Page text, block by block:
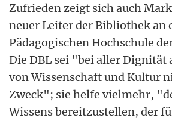
Zufrieden zeigt sich auch
neuer Leiter der Bibliothek an
Pädagogischen Hochschule
Die DBL sei "bei aller Dignität
von Wissenschaft und Kultur
Zweck"; sie helfe vielmehr,
Wissens bereitzustellen, der